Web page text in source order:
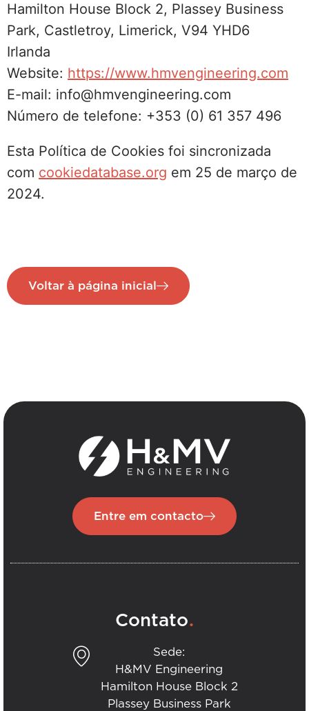
Hamilton House Block 2, Plassey Business
Park, Castletroy, Limerick, V94 YHD6
Irlanda
Website: https://www.hmvengineering.com
E-mail: info@hmvengineering.com
Número de telefone: +353 (0) 61 357 496
Esta Política de Cookies foi sincronizada
com cookiedatabase.org em 25 de março de
2024.
Voltar à página inicial
Entre em contacto
Contato.
Sede:
H&MV Engineering
Hamilton House Block 2
Plassey Business Park